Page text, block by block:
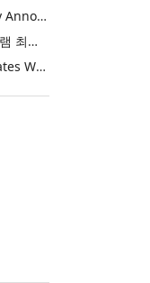
Purina Named as First Publicly Announced NIQ ConnectAI Charter Client
닐슨IQ, Connect AI 차터 프로그램 최초 고객사 ‘퓨리나’ 선정
Power Integrations Demonstrates World’s First 2200 V GaN Technology for Next-Era High-Voltage Power Systems